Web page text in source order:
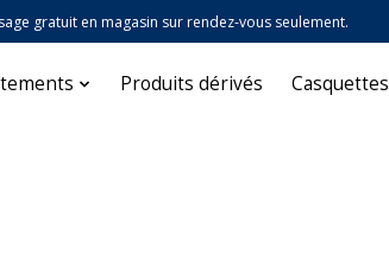
gratuit en magasin sur rendez-vous seulement.
Produits dérivés